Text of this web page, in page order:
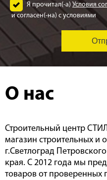
Я прочитал(-а) Условия
и согласен(-на) с условиями
О нас
Строительный центр
магазин строительных и
г.Светлоград
края. С 2012 года мы
товаров от проверенных